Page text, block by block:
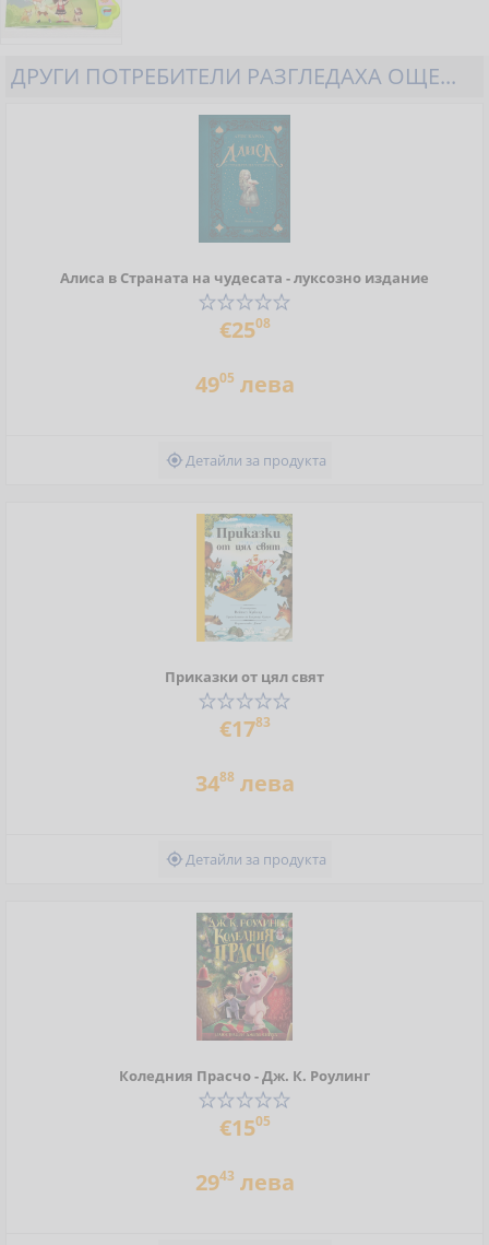
ДРУГИ ПОТРЕБИТЕЛИ РАЗГЛЕДАХА ОЩЕ...
Алиса в Страната на чудесата - луксозно издание
€2508
4905 лева
Детайли за продукта
Приказки от цял свят
€1783
3488лева
Детайли за продукта
Коледния Прасчо - Дж. К. Роулинг
€1505
2943лева